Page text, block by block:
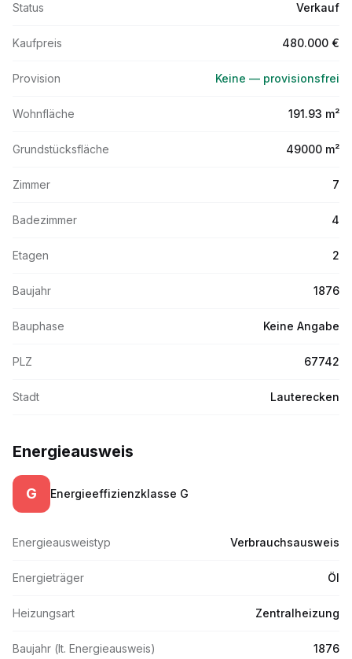
Status Verkauf
Kaufpreis 480.000 €
Provision Keine — provisionsfrei
Wohnfläche 191.93 m²
Grundstücksfläche 49000 m²
Zimmer 7
Badezimmer 4
Etagen 2
Baujahr 1876
Bauphase Keine Angabe
PLZ 67742
Stadt Lauterecken
Energieausweis
G Energieeffizienzklasse G
Energieausweistyp Verbrauchsausweis
Energieträger Öl
Heizungsart Zentralheizung
Baujahr (lt. Energieausweis) 1876